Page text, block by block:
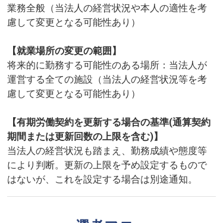
業務全般（当法人の経営状況や本人の適性を考
慮して変更となる可能性あり）
【就業場所の変更の範囲】
将来的に勤務する可能性のある場所：当法人が
運営する全ての施設（当法人の経営状況等を考
慮して変更となる可能性あり）
【有期労働契約を更新する場合の基準(通算契約
期間または更新回数の上限を含む)】
当法人の経営状況も踏まえ、勤務成績や態度等
により判断。更新の上限を予め設定するもので
はないが、これを設定する場合は別途通知。